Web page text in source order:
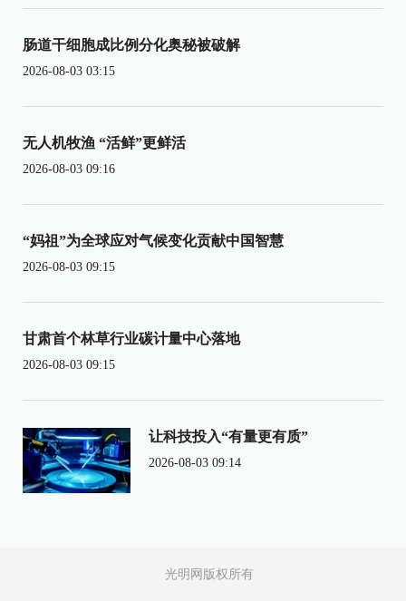
肠道干细胞成比例分化奥秘被破解
2026-08-03 03:15
无人机牧渔 “活鲜”更鲜活
2026-08-03 09:16
“妈祖”为全球应对气候变化贡献中国智慧
2026-08-03 09:15
甘肃首个林草行业碳计量中心落地
2026-08-03 09:15
让科技投入“有量更有质”
2026-08-03 09:14
光明网版权所有